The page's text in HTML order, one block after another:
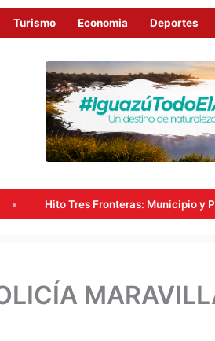
Turismo Economia Deportes
Municipio y Provincia instalan